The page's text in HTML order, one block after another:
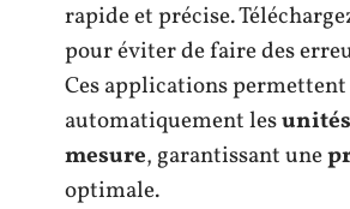
rapide et précise.
pour éviter de faire des
Ces applications
automatiquement les
mesure, garantissant une
optimale.